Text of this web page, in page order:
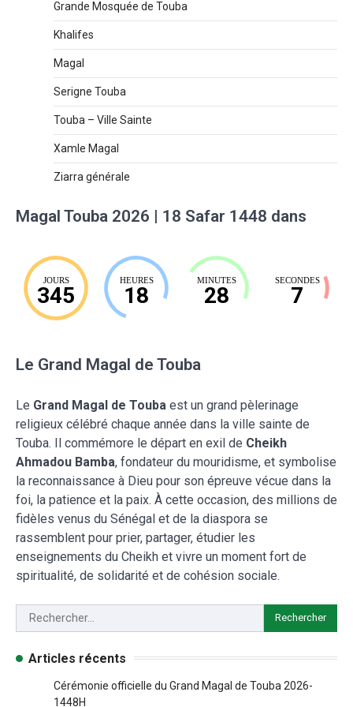
Grande Mosquée de Touba
Khalifes
Magal
Serigne Touba
Touba – Ville Sainte
Xamle Magal
Ziarra générale
Magal Touba 2026 | 18 Safar 1448 dans
JOURS
345
HEURES
18
MINUTES
28
SECONDES
6
Le Grand Magal de Touba
Le Grand Magal de Touba est un grand pèlerinage
religieux célébré chaque année dans la ville sainte de
Touba. Il commémore le départ en exil de Cheikh
Ahmadou Bamba, fondateur du mouridisme, et symbolise
la reconnaissance à Dieu pour son épreuve vécue dans la
foi, la patience et la paix. À cette occasion, des millions de
fidèles venus du Sénégal et de la diaspora se
rassemblent pour prier, partager, étudier les
enseignements du Cheikh et vivre un moment fort de
spiritualité, de solidarité et de cohésion sociale.
Articles récents
Cérémonie officielle du Grand Magal de Touba 2026-
1448H